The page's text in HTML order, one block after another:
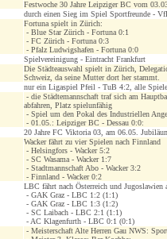
Festwoche 30 Jahre Leipziger BC vom
durch einen Sieg im Spiel Sportfreunde -
Fortuna spielt in Zürich:
- Blue Star Zürich - Fortuna 0:1
- FC Zürich - Fortuna 0:3
- Pfalz Ludwigshafen - Fortuna 0:0
Spielvereinigung - Eintracht Frankfurt
Die Städteauswahl spielt in Zürich,
Schweiz, da seine Mutter dort her stammt.
nur ein Ligaspiel Pfeil - TuB 4:2, alle Spiele
- die Städtemannschaft traf sich am
abfahren, Platz spielunfähig
- Spiel um den Pokal des Industriellen
- 01.05.: Leipziger BC - Dessau 0:0:
20 Jahre FC Viktoria 03, am 06.05.
Wacker fährt zu vier Spielen nach Finnland
- Helsingfors - Wacker 5:2
- SC Wasama - Wacker 1:7
- Stadtmannschaft Abo - Wacker 3:2
- Finnland - Wacker 0:2
LBC fährt nach Österreich und
- GAK Graz - LBC 1:2 (1:1)
- GAK Graz - LBC 1:3 (1:2)
- SC Laibach - LBC 2:1 (1:1)
- AC Klagenfurth - LBC 0:1 (0:1)
- Meisterschaft Alte Herren Gau NWS: